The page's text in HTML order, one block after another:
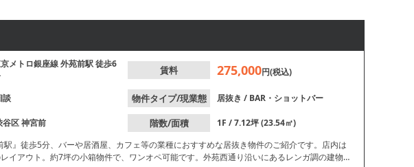
メトロ銀座線外苑前駅徒歩6
賃料 275,000円(税込)
談 物件タイプ/現業態 居抜き / BAR・ショットバー
谷区神宮前 階数/面積
1F / 7.12坪 (23.54㎡)
』徒歩5分、バーや居酒屋、カフェ等の業種におすすめな居抜き物件のご紹介です。店内は
イアウト。約7坪の小箱物件で、ワンオペ可能です。外苑西通り沿いにあるレンガ調の建物